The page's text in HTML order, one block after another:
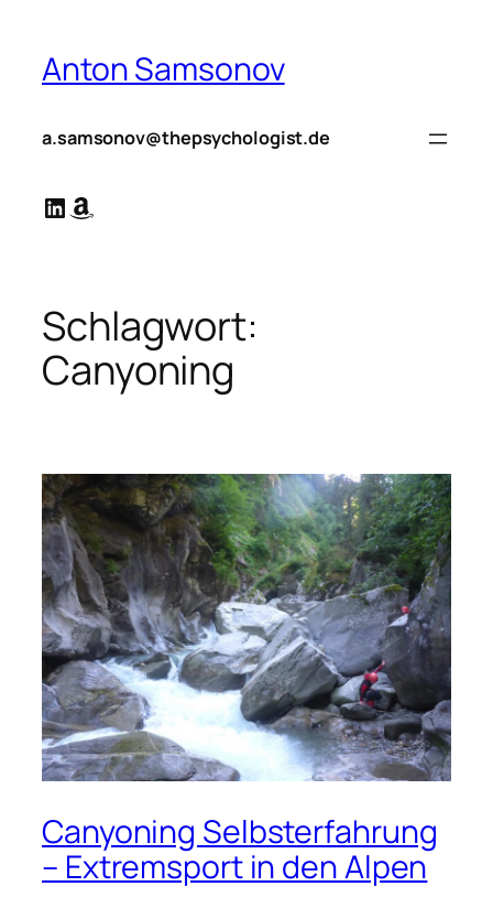
springen
Anton Samsonov
a.samsonov@thepsychologist.de
LinkedIn
Amazon
Schlagwort:
Canyoning
Canyoning Selbsterfahrung
– Extremsport in den Alpen